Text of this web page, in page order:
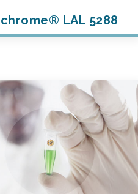
LAL 5288